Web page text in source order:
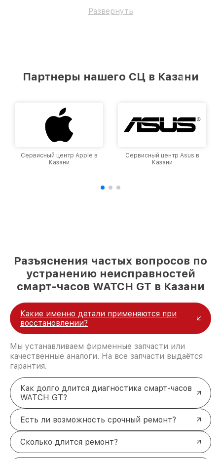
Развернуть
Партнеры нашего СЦ в Казани
Сервисный центр Asus в
Казани
Сервисный центр Casio в
Казани
Разъяснения частых вопросов по
устранению неисправностей
смарт-часов WATCH GT в Казани
Какие именно детали применяются при
восстановлении?
Мы устанавливаем фирменные запчасти или
качественные аналоги. На все запчасти выдаётся
гарантия.
Как долго длится диагностика смарт-часов
WATCH GT?
Есть ли возможность срочный ремонт?
Сколько длится ремонт?